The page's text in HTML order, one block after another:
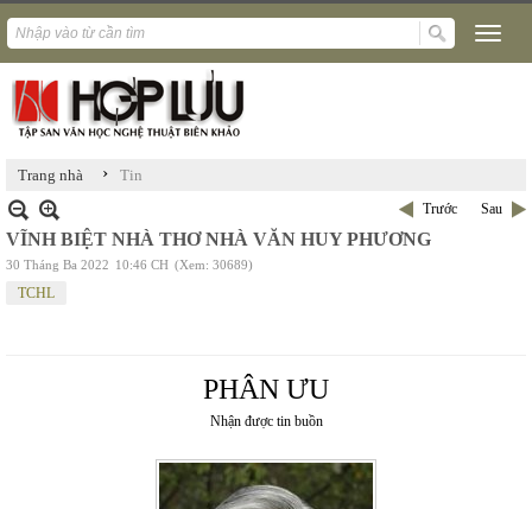
Trang nhà › Tin
Trước Sau
VĨNH BIỆT NHÀ THƠ NHÀ VĂN HUY PHƯƠNG
30 Tháng Ba 2022 10:46 CH (Xem: 30689)
TCHL
PHÂN ƯU
Nhận được tin buồn